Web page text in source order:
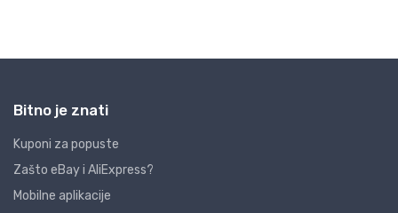
Bitno je znati
Kuponi za popuste
Zašto eBay i AliExpress?
Mobilne aplikacije